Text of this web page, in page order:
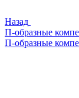
Назад
П-образные
П-образные